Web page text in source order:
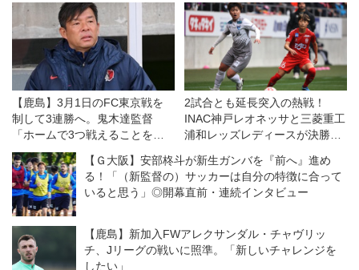
【鹿島】3月1日のFC東京戦を
制して3連勝へ。鬼木達監督
「ホームで3つ戦えることを力
にしなければいけない」
2試合とも延長突入の熱戦！
INAC神戸レオネッサと三菱重工
浦和レッズレディースが決勝へ
【Ｇ大阪】安部柊斗が新生ガンバを『前へ』進め
る！「（新監督の）サッカーは自分の特徴に合って
いると思う」◎開幕直前・連続インタビュー
【鹿島】新加入FWアレクサンダル・チャヴリッ
チ、Jリーグの戦いに照準。「新しいチャレンジを
したい」